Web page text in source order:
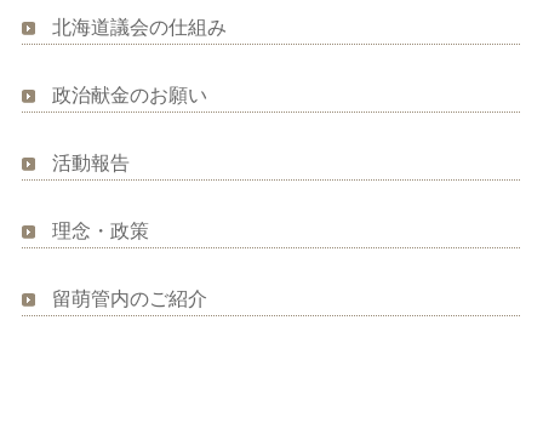
北海道議会の仕組み
政治献金のお願い
活動報告
理念・政策
留萌管内のご紹介